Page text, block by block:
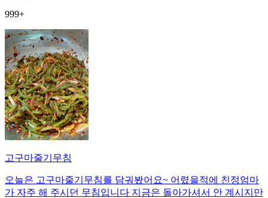
999+
고구마줄기무침
오늘은 고구마줄기무침를 담궈봤어요~ 어렸을적에 친정엄마
가 자주 해 주시던 무침입니다 지금은 돌아가셔서 안 계시지만